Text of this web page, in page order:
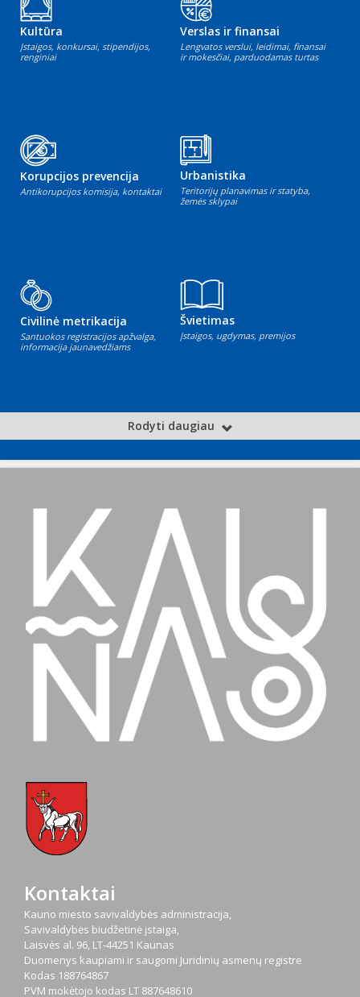
Kultūra
Įstaigos, konkursai, stipendijos,
renginiai
Verslas ir finansai
Lengvatos verslui, leidimai, finansai
ir mokesčiai, parduodamas turtas
Korupcijos prevencija
Antikorupcijos komisija, kontaktai
Urbanistika
Teritorijų planavimas ir statyba,
žemės sklypai
Civilinė metrikacija
Santuokos registracijos apžvalga,
informacija jaunavedžiams
Švietimas
Įstaigos, ugdymas, premijos
Rodyti daugiau
Kontaktai
Kauno miesto savivaldybės administracija,
Savivaldybės biudžetinė įstaiga,
Laisvės al. 96, LT-44251 Kaunas
Duomenys kaupiami ir saugomi Juridinių asmenų registre
Kodas 188764867
PVM mokėtojo kodas LT 887648610